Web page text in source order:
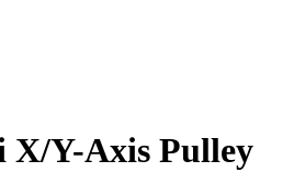
X/Y-Axis Pulley